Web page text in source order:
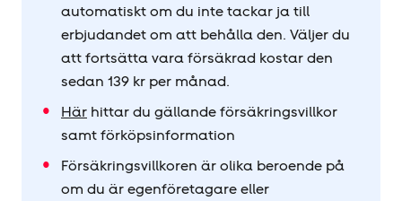
automatiskt om du inte tackar ja till
erbjudandet om att behålla den. Väljer du
att fortsätta vara försäkrad kostar den
sedan 139 kr per månad.
Här hittar du gällande försäkringsvillkor
samt förköpsinformation
Försäkringsvillkoren är olika beroende på
om du är egenföretagare eller